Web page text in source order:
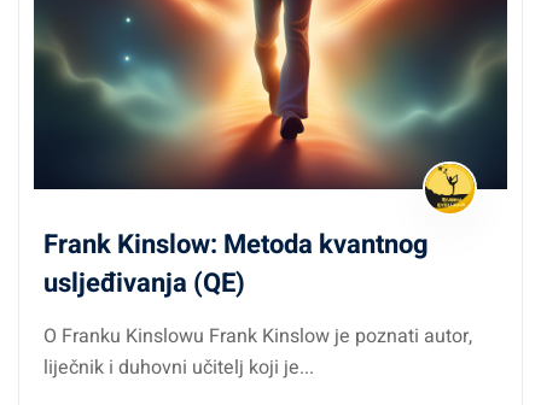
Frank Kinslow: Metoda kvantnog
usljeđivanja (QE)
O Franku Kinslowu Frank Kinslow je poznati autor,
liječnik i duhovni učitelj koji je...